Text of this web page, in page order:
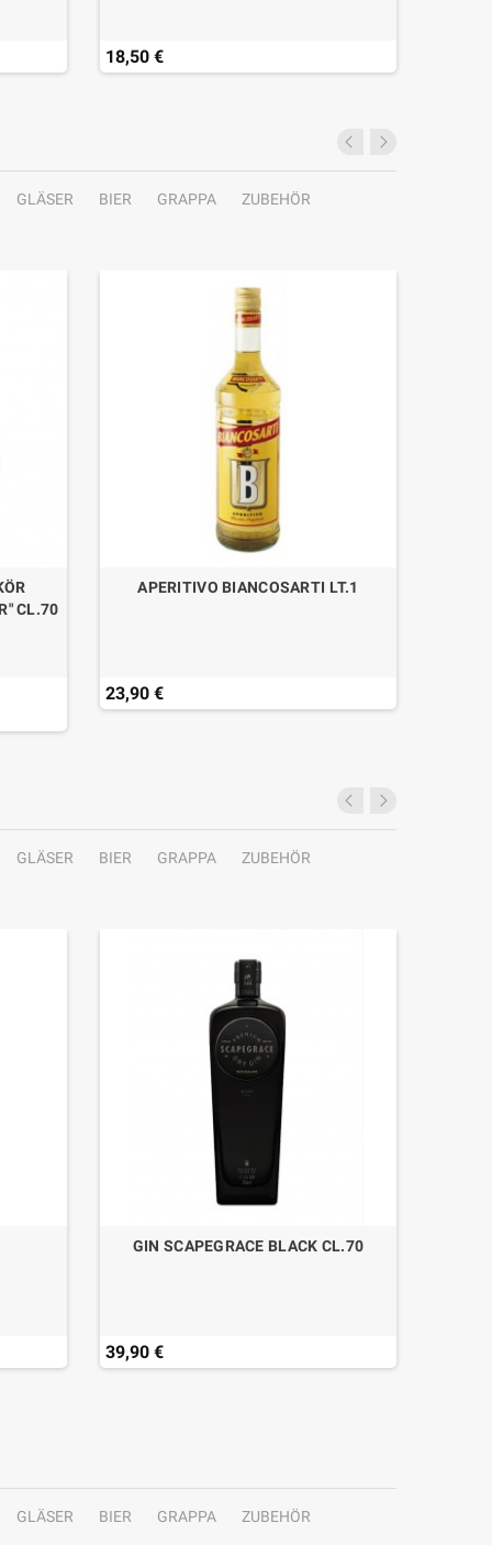
18,50 €
GLÄSER BIER GRAPPA
ZUBEHÖR
CL.70
APERITIVO BIANCOSARTI LT.1
23,90 €
GLÄSER BIER GRAPPA
ZUBEHÖR
GIN SCAPEGRACE BLACK CL.70
39,90 €
GLÄSER BIER GRAPPA
ZUBEHÖR